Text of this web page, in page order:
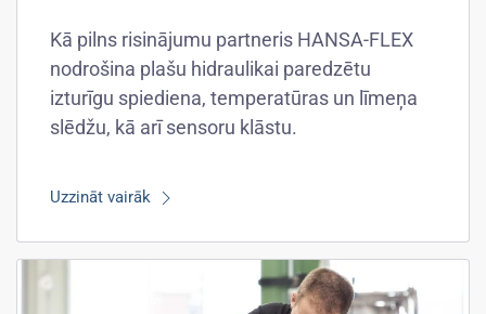
Kā pilns risinājumu partneris HANSA-FLEX
nodrošina plašu hidraulikai paredzētu
izturīgu spiediena, temperatūras un līmeņa
slēdžu, kā arī sensoru klāstu.
Uzzināt vairāk